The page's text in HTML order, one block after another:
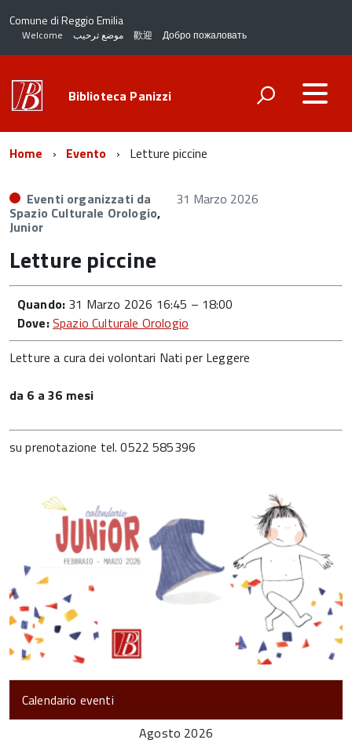
Comune di Reggio Emilia
Welcome موضع ترحيب 歡迎 Добро пожаловать
Biblioteca Panizzi
Home Evento Letture piccine
Eventi organizzati da
Spazio Culturale Orologio,
Junior
31 Marzo 2026
Letture piccine
Quando: 31 Marzo 2026 16:45 – 18:00
Dove:Spazio Culturale Orologio
Letture a cura dei volontari Nati per Leggere
da 6 a 36 mesi
su prenotazione tel. 0522 585396
Calendario eventi
Agosto 2026